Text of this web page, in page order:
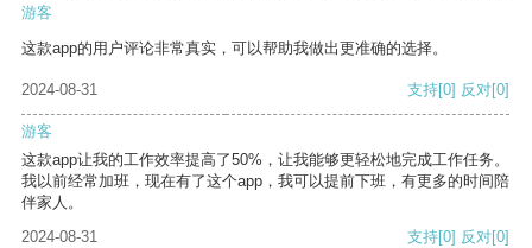
游客
这款app的用户评论非常真实，可以帮助我做出更准确的选择。
2024-08-31 支持[0] 反对[0]
游客
这款app让我的工作效率提高了50%，让我能够更轻松地完成工作任务。
我以前经常加班，现在有了这个app，我可以提前下班，有更多的时间陪
伴家人。
2024-08-31
支持[0] 反对[0]